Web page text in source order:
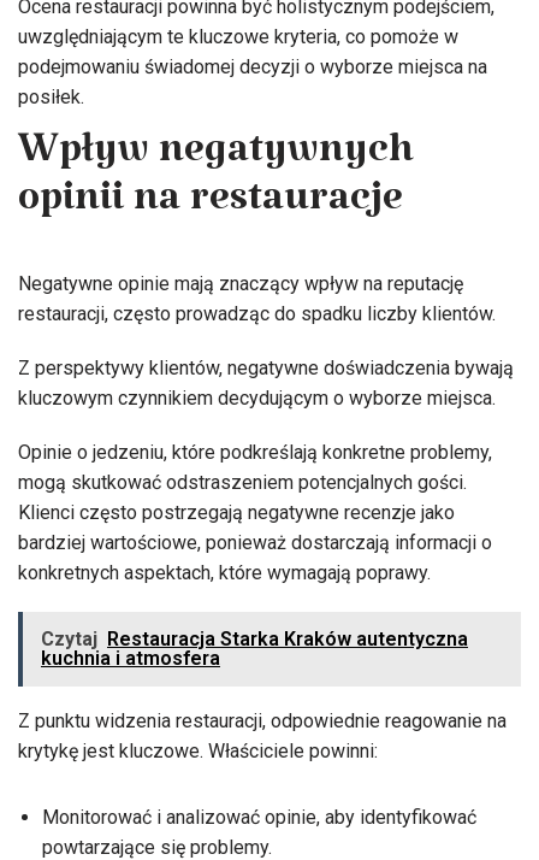
Ocena restauracji powinna być holistycznym podejściem,
uwzględniającym te kluczowe kryteria, co pomoże w
podejmowaniu świadomej decyzji o wyborze miejsca na
posiłek.
Wpływ negatywnych
opinii na restauracje
Negatywne opinie mają znaczący wpływ na reputację
restauracji, często prowadząc do spadku liczby klientów.
Z perspektywy klientów, negatywne doświadczenia bywają
kluczowym czynnikiem decydującym o wyborze miejsca.
Opinie o jedzeniu, które podkreślają konkretne problemy,
mogą skutkować odstraszeniem potencjalnych gości.
Klienci często postrzegają negatywne recenzje jako
bardziej wartościowe, ponieważ dostarczają informacji o
konkretnych aspektach, które wymagają poprawy.
Czytaj Restauracja Starka Kraków autentyczna
kuchnia i atmosfera
Z punktu widzenia restauracji, odpowiednie reagowanie na
krytykę jest kluczowe. Właściciele powinni:
Monitorować i analizować opinie, aby identyfikować
powtarzające się problemy.